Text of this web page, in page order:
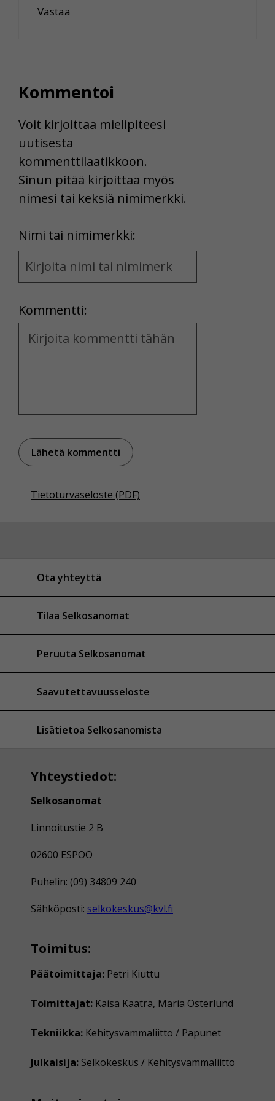
Vastaa
Kommentoi
Voit kirjoittaa mielipiteesi
uutisesta
kommenttilaatikkoon.
Sinun pitää kirjoittaa myös
nimesi tai keksiä nimimerkki.
Nimi tai nimimerkki:
Name
and
Kommentti:
Kommentti
Tietoturvaseloste (PDF)
Ota yhteyttä
Tilaa Selkosanomat
Peruuta Selkosanomat
Saavutettavuusseloste
Lisätietoa Selkosanomista
Yhteystiedot:
Selkosanomat
Linnoitustie 2 B
02600 ESPOO
Puhelin: (09) 34809 240
Sähköposti: selkokeskus@kvl.fi
Toimitus:
Päätoimittaja: Petri Kiuttu
Toimittajat: Kaisa Kaatra, Maria Österlund
Tekniikka: Kehitysvammaliitto / Papunet
Julkaisija: Selkokeskus / Kehitysvammaliitto